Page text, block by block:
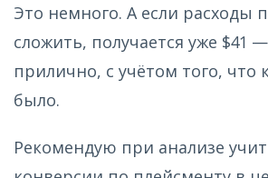
Это немного. А если расходы
сложить, получается уже $41
прилично, с учётом того, что
было.
Рекомендую при анализе